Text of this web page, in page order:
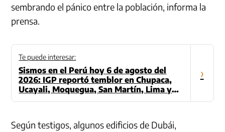
sembrando el pánico entre la población, informa la
prensa.
Te puede interesar:
Sismos en el Perú hoy 6 de agosto del
2026: IGP reportó temblor en Chupaca,
Ucayali, Moquegua, San Martín, Lima y
›
Según testigos, algunos edificios de Dubái,